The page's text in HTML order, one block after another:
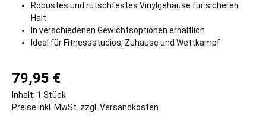
Robustes und rutschfestes Vinylgehäuse für sicheren
Halt
In verschiedenen Gewichtsoptionen erhältlich
Ideal für Fitnessstudios, Zuhause und Wettkampf
79,95 €
Inhalt: 1 Stück
Preise inkl. MwSt. zzgl. Versandkosten